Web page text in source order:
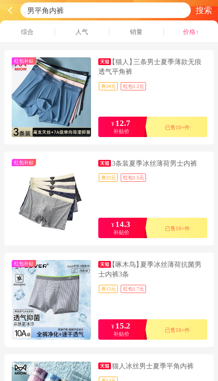
搜索
综合 人气 销量 价格↑
红包补贴 【猫人】三条男士夏季薄款无痕
透气平角裤
券34元 红包1.2元
¥ 12.7
补贴价
已售10+件
红包补贴 3条装夏季冰丝薄荷男士内裤
券23元 红包1.5元
¥ 14.3
补贴价
已售10+件
红包补贴 【啄木鸟】夏季冰丝薄荷抗菌男
士内裤3条
券13元 红包1.7元
¥ 15.2
补贴价
已售10+件
猫人冰丝男士夏季平角内裤